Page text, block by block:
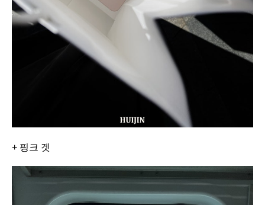
+ 핑크 겟